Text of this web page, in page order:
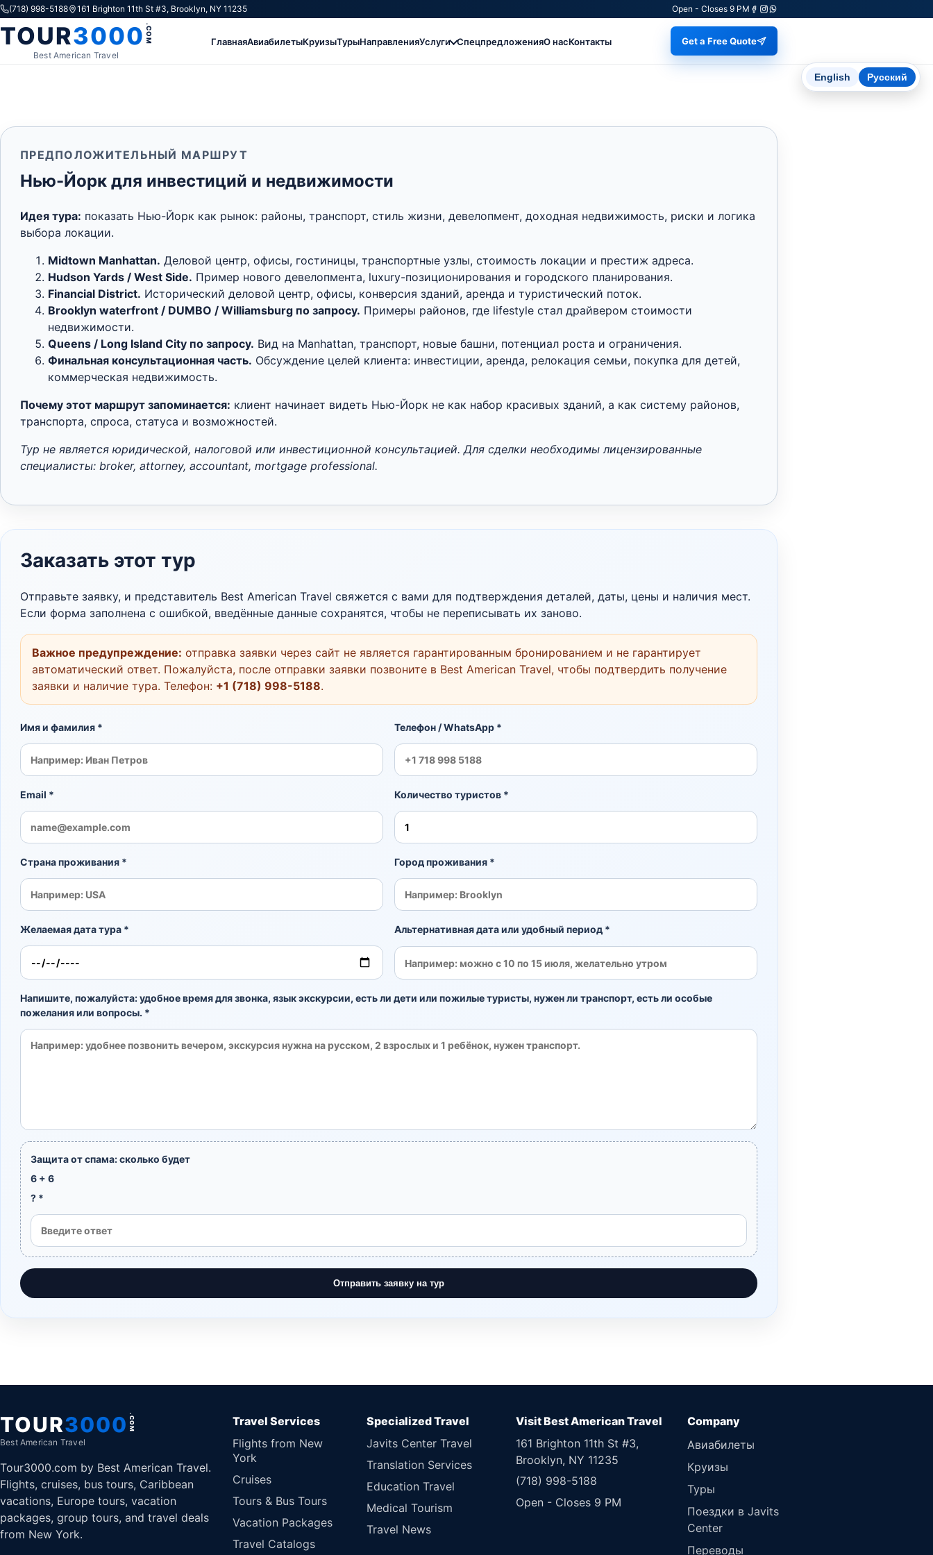
Skip to content
(718) 998-5188 161 Brighton 11th St #3, Brooklyn, NY 11235 Open - Closes 9 PM
TOUR3000.COM
Best American Travel
ГлавнаяАвиабилетыКруизыТурыНаправленияУслуги СпецпредложенияО насКонтакты Get a Free Quote
ПРЕДПОЛОЖИТЕЛЬНЫЙ МАРШРУТ
Нью-Йорк для инвестиций и недвижимости
Идея тура: показать Нью-Йорк как рынок: районы, транспорт, стиль жизни, девелопмент, доходная недвижимость, риски и логика
выбора локации.
Midtown Manhattan. Деловой центр, офисы, гостиницы, транспортные узлы, стоимость локации и престиж адреса.
Hudson Yards / West Side. Пример нового девелопмента, luxury-позиционирования и городского планирования.
Financial District. Исторический деловой центр, офисы, конверсия зданий, аренда и туристический поток.
Brooklyn waterfront / DUMBO / Williamsburg по запросу. Примеры районов, где lifestyle стал драйвером стоимости
недвижимости.
Queens / Long Island City по запросу. Вид на Manhattan, транспорт, новые башни, потенциал роста и ограничения.
Финальная консультационная часть. Обсуждение целей клиента: инвестиции, аренда, релокация семьи, покупка для детей,
коммерческая недвижимость.
Почему этот маршрут запоминается: клиент начинает видеть Нью-Йорк не как набор красивых зданий, а как систему районов,
транспорта, спроса, статуса и возможностей.
Тур не является юридической, налоговой или инвестиционной консультацией. Для сделки необходимы лицензированные
специалисты: broker, attorney, accountant, mortgage professional.
Заказать этот тур
Отправьте заявку, и представитель Best American Travel свяжется с вами для подтверждения деталей, даты, цены и наличия мест.
Если форма заполнена с ошибкой, введённые данные сохранятся, чтобы не переписывать их заново.
Важное предупреждение: отправка заявки через сайт не является гарантированным бронированием и не гарантирует
автоматический ответ. Пожалуйста, после отправки заявки позвоните в Best American Travel, чтобы подтвердить получение
заявки и наличие тура. Телефон: +1 (718) 998-5188.
Имя и фамилия * Телефон / WhatsApp *
Email * Количество туристов *
Страна проживания * Город проживания *
Желаемая дата тура * Альтернативная дата или удобный период *
Напишите, пожалуйста: удобное время для звонка, язык экскурсии, есть ли дети или пожилые туристы, нужен ли транспорт, есть ли особые
пожелания или вопросы. *
Защита от спама: сколько будет
6 + 6
? *
Отправить заявку на тур
TOUR3000 .COM
Best American Travel
Tour3000.com by Best American Travel.
Flights, cruises, bus tours, Caribbean
vacations, Europe tours, vacation
packages, group tours, and travel deals
from New York.
Travel Services
Flights from New
York
Cruises
Tours & Bus Tours
Vacation Packages
Travel Catalogs
Specialized Travel
Javits Center Travel
Translation Services
Education Travel
Medical Tourism
Travel News
Visit Best American Travel
161 Brighton 11th St #3,
Brooklyn, NY 11235
(718) 998-5188
Open - Closes 9 PM
Авиабилеты
Круизы
Туры
Поездки в Javits
Center
Переводы
English Русский